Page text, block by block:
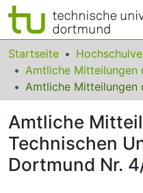
Bereiche & Sammlungen
Das gesamte
FAQ
Leitlinien
Startseite
Amtliche
Technischen
Dortmund Nr.